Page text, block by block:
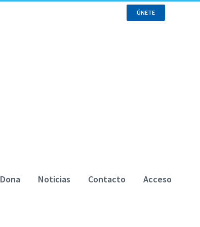
ÚNETE
Dona Noticias Contacto Acceso